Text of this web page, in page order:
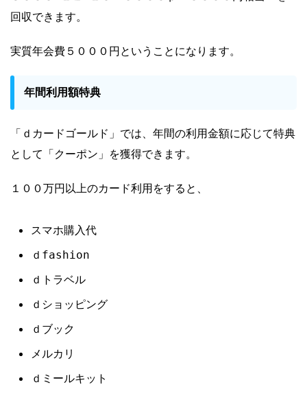
回収できます。
実質年会費５０００円ということになります。
年間利用額特典
「ｄカードゴールド」では、年間の利用金額に応じて特典
として「クーポン」を獲得できます。
１００万円以上のカード利用をすると、
スマホ購入代
ｄfashion
ｄトラベル
ｄショッピング
ｄブック
メルカリ
ｄミールキット